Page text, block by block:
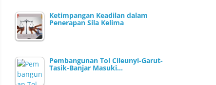
Ketimpangan Keadilan dalam
Penerapan Sila Kelima
Pembangunan Tol Cileunyi-Garut-
Tasik-Banjar Masuki…